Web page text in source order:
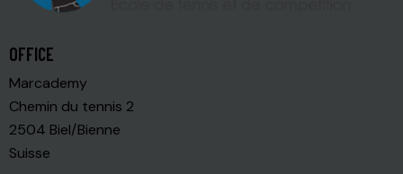
OFFICE
Marcademy
Chemin du tennis 2
2504 Biel/Bienne
Suisse